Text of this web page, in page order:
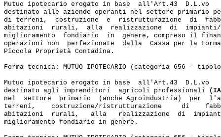
Mutuo ipotecario erogato in base  all'Art.43  D.L.vo
destinato alle aziende operanti nel settore primario
di terreni,  costruzione  e  ristrutturazione  di
abitazioni  rurali,  alla  realizzazione  di
miglioramento  fondiario  in  genere, compreso il
operazioni non  perfezionate  dalla  Cassa per la
Piccola Proprietà Contadina.
Forma tecnica: MUTUO IPOTECARIO (categoria 656 -
Mutuo ipotecario erogato in base  all'Art.43  D.L.vo
destinato agli imprenditori  agricoli professionali
nel  settore  primario  (anche Agroindustria)  per
terreni,    costruzione/ristrutturazione     di
abitazioni  rurali,   alla   realizzazione  di
miglioramento fondiario in genere.